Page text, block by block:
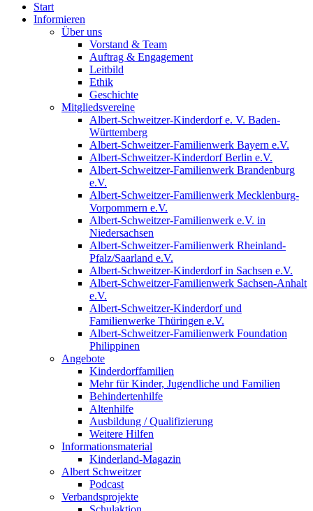
Start
Informieren
Über uns
Vorstand & Team
Auftrag & Engagement
Leitbild
Ethik
Geschichte
Mitgliedsvereine
Albert-Schweitzer-Kinderdorf e. V. Baden-
Württemberg
Albert-Schweitzer-Familienwerk Bayern e.V.
Albert-Schweitzer-Kinderdorf Berlin e.V.
Albert-Schweitzer-Familienwerk Brandenburg
e.V.
Albert-Schweitzer-Familienwerk Mecklenburg-
Vorpommern e.V.
Albert-Schweitzer-Familienwerk e.V. in
Niedersachsen
Albert-Schweitzer-Familienwerk Rheinland-
Pfalz/Saarland e.V.
Albert-Schweitzer-Kinderdorf in Sachsen e.V.
Albert-Schweitzer-Familienwerk Sachsen-Anhalt
e.V.
Albert-Schweitzer-Kinderdorf und
Familienwerke Thüringen e.V.
Albert-Schweitzer-Familienwerk Foundation
Philippinen
Angebote
Kinderdorffamilien
Mehr für Kinder, Jugendliche und Familien
Behindertenhilfe
Altenhilfe
Ausbildung / Qualifizierung
Weitere Hilfen
Informationsmaterial
Kinderland-Magazin
Albert Schweitzer
Podcast
Verbandsprojekte